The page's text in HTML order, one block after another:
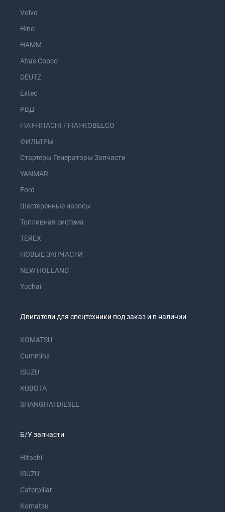
Volvo
Hino
HAMM
Atlas Copco
DEUTZ
Extec
РВД
FIAT-HITACHI / FIAT-KOBELCO
ФИЛЬТРЫ
Стартеры Генераторы Запчасти
YANMAR
Ford
Шестеренные насосы
Топливная система
TEREX
НОВЫЕ ЗАПЧАСТИ
NEW HOLLAND
Yuchai
Двигатели для спецтехники под заказ и в наличии
KOMATSU
Cummins
ISUZU
KUBOTA
SHANGHAI DIESEL
Б/У запчасти
Hitachi
ISUZU
Caterpillar
Komatsu